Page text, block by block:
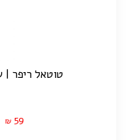
טוטאל ריפר |
₪ 59